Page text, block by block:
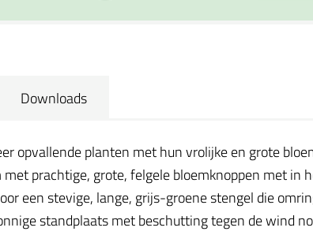
Downloads
opvallende planten met hun vrolijke en grote
prachtige, grote, felgele bloemknoppen met in
een stevige, lange, grijs-groene stengel die
standplaats met beschutting tegen de wind